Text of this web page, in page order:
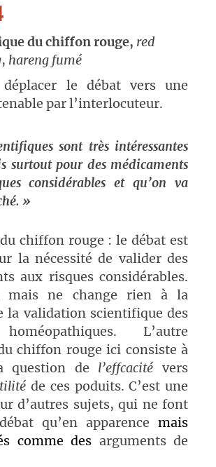
du chiffon rouge, red
, hareng fumé
déplacer le débat vers une
par l’interlocuteur.
sont très intéressantes
surtout pour des médicaments
considérables et qu’on va
»
chiffon rouge : le débat est
la nécessité de valider des
aux risques considérables.
mais ne change rien à la
la validation scientifique des
L’autre
chiffon rouge ici consiste à
question de l’effcacité vers
de ces poduits. C’est une
d’autres sujets, qui ne font
qu’en apparence mais
comme des arguments de